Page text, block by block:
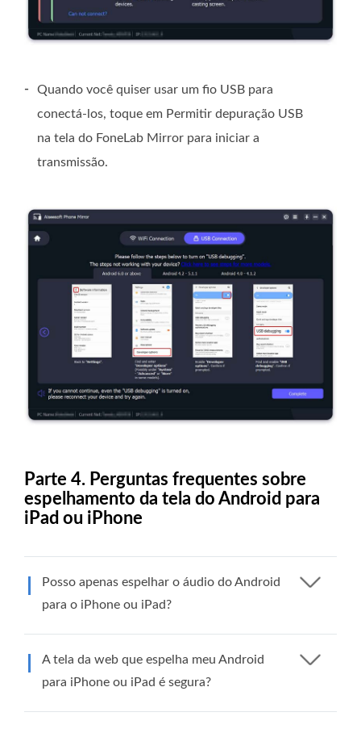
-
Quando você quiser usar um fio USB para
conectá-los, toque em Permitir depuração USB
na tela do FoneLab Mirror para iniciar a
transmissão.
Parte 4. Perguntas frequentes sobre
espelhamento da tela do Android para
iPad ou iPhone
Posso apenas espelhar o áudio do Android
para o iPhone ou iPad?
A tela da web que espelha meu Android
para iPhone ou iPad é segura?